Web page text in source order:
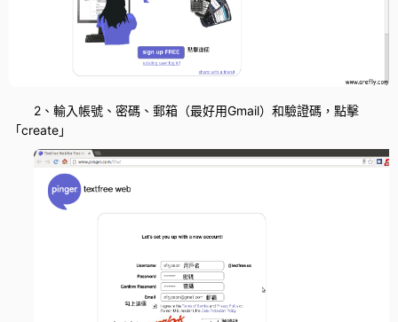
2、輸入帳號、密碼、郵箱（最好用Gmail）和驗證碼，點擊
「create」